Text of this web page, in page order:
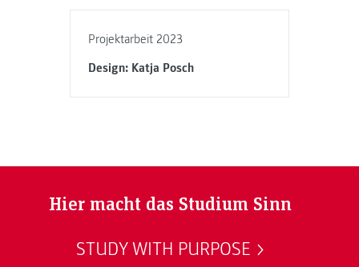
Projektarbeit 2023
Design: Katja Posch
Hier macht das Studium Sinn
STUDY WITH PURPOSE